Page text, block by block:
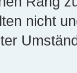
nicht